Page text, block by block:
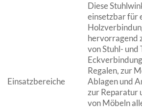
Einsatzbereiche
Diese
einsetzbar für
hervorragend
von Stuhl- und
Regalen, zur
Ablagen und
zur Reparatur
von Möbeln